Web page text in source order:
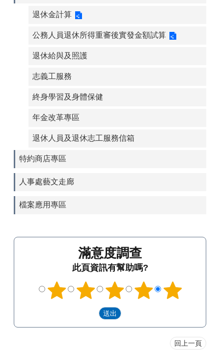
退休金計算
公務人員退休所得重審後實發金額試算
退休給與及照護
志義工服務
終身學習及身體保健
年金改革專區
退休人員及退休志工服務信箱
特約商店專區
人事處藝文走廊
檔案應用專區
滿意度調查
此頁資訊有幫助嗎?
回上一頁